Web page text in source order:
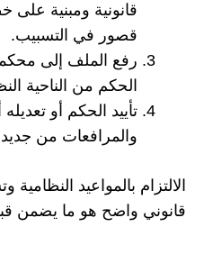
قانونية ومبنية على
قصور في التسبيب.
رفع الملف إلى
الحكم من الناحية
تأييد الحكم أو
والمرافعات من
الالتزام بالمواعيد
قانوني واضح هو ما يضمن